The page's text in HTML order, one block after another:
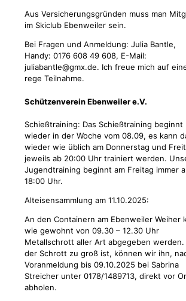
Aus Versicherungsgründen muss man
im Skiclub Ebenweiler sein.
Bei Fragen und Anmeldung: Julia Bantle,
Handy: 0176 608 49 608, E-Mail:
juliabantle@gmx.de. Ich freue mich auf
rege Teilnahme.
Schützenverein Ebenweiler e.V.
Schießtraining: Das Schießtraining beginnt
wieder in der Woche vom 08.09, es kann
wieder wie üblich am Donnerstag und
jeweils ab 20:00 Uhr trainiert werden.
Jugendtraining beginnt am Freitag immer
18:00 Uhr.
Alteisensammlung am 11.10.2025:
An den Containern am Ebenweiler Weiher
wie gewohnt von 09.30 – 12.30 Uhr
Metallschrott aller Art abgegeben werden.
der Schrott zu groß ist, können wir ihn,
Voranmeldung bis 09.10.2025 bei Sabrina
Streicher unter 0178/1489713, direkt vor
abholen.